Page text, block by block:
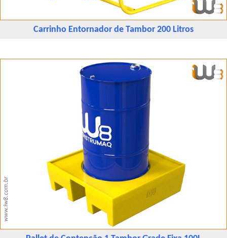
Carrinho Entornador de Tambor 200 Litros